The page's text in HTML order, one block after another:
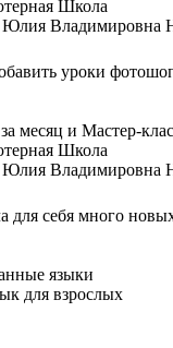
Школа
Юлия Владимировна
уроки
месяц и Мастер-
Школа
Юлия Владимировна
себя много
языки
для взрослых